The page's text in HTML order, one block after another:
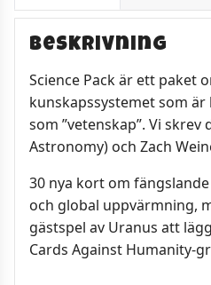
Beskrivning
Science Pack är ett paket
kunskapssystemet som
som ”vetenskap”. Vi skrev
Astronomy) och Zach
30 nya kort om
och global uppvärmning,
gästspel av Uranus att
Cards Against Humanity-